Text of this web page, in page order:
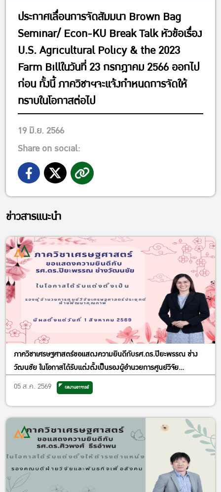
ประกาศเลื่อนการจัดสัมมนา Brown Bag
Seminar/ Econ-KU Break Talk หัวข้อเรื่อง
U.S. Agricultural Policy & the 2023
Farm Billในวันที่ 23 กรกฎาคม 2566 ออกไป
ก่อน ทั้งนี้ ภาควิชาฯจะแจ้งกำหนดการจัดให้
ทราบในโอกาสต่อไป
19 มิ.ย. 2566
Share on social:
ข่าวสารแนะนำ
ภาควิชาเศรษฐศาสตร์ขอแสดงความยินดีกับรศ.ดร.ปิยะพรรณ ช่าง
วัฒนชัย ในโอกาสได้รับแต่งตั้งเป็นรองผู้อำนวยการศูนย์วิจัย
เศรษฐศาสตร์ประยุกต์ ฝ่ายพัฒนาคุณภาพ
05 ส.ค. 2569 ผลงานอาจารย์